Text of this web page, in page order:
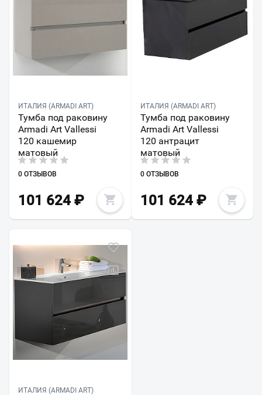
ИТАЛИЯ (ARMADI ART)
Тумба под раковину
Armadi Art Vallessi
120 кашемир
матовый
0 ОТЗЫВОВ
101 624 ₽
ИТАЛИЯ (ARMADI ART)
Тумба под раковину
Armadi Art Vallessi
120 антрацит
матовый
0 ОТЗЫВОВ
101 624₽
ИТАЛИЯ (ARMADI ART)